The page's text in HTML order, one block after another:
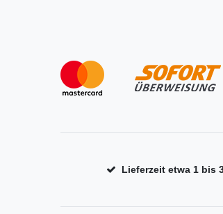
Lieferzeit etwa 1 bis